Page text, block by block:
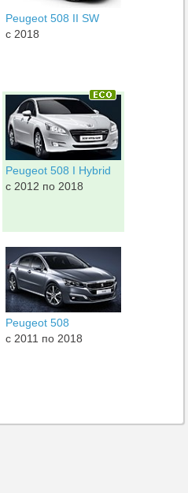
Peugeot 508 II SW
c 2018
Peugeot 508 I Hybrid
c 2012 по 2018
Peugeot 508
c 2011 по 2018